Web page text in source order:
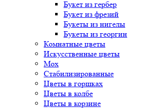
Букет из гербер
Букет из фрезий
Букеты из нигелы
Букеты из георгин
Комнатные цветы
Искусственные цветы
Мох
Стабилизированные
Цветы в горшках
Цветы в колбе
Цветы в корзине